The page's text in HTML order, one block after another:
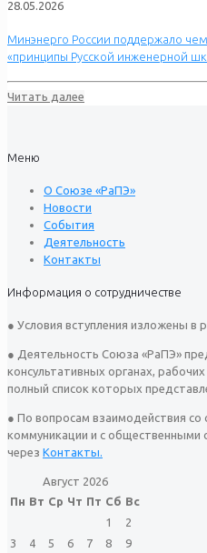
28.05.2026
Минэнерго России поддержало
«принципы Русской инженерной
Читать далее
Меню
О Союзе «РаПЭ»
Новости
События
Деятельность
Контакты
Информация о сотрудничестве
● Условия вступления изложены в
● Деятельность Союза «РаПЭ»
консультативных органах,
полный список которых
● По вопросам взаимодействия со
коммуникации и с общественными
через Контакты.
Август 2026
Пн Вт Ср Чт Пт Сб Вс
1
2
3
4 5 6 7 8 9